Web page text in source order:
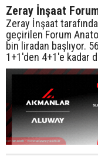
Zeray İnşaat
Zeray İnşaat
geçirilen Forum
bin liradan başlıyor.
1+1'den 4+1'e kadar